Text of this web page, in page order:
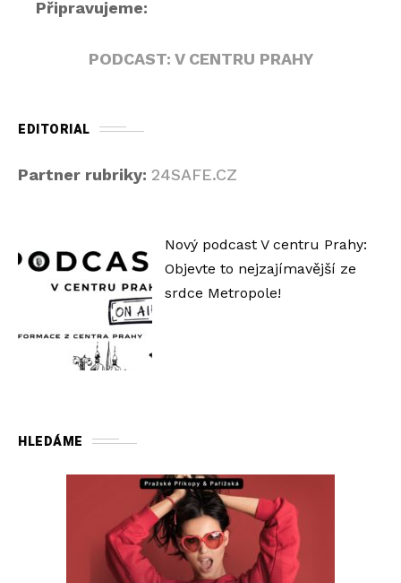
Připravujeme:
PODCAST: V CENTRU PRAHY
EDITORIAL
Partner rubriky: 24SAFE.CZ
Nový podcast V centru Prahy:
Objevte to nejzajímavější ze
srdce Metropole!
HLEDÁME